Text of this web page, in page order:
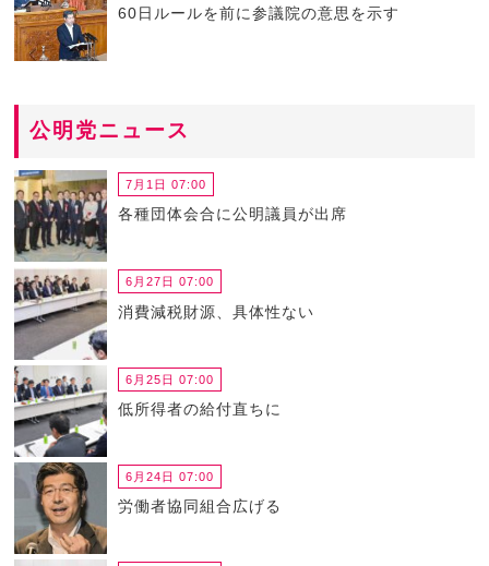
60日ルールを前に参議院の意思を示す
公明党ニュース
7月1日 07:00
各種団体会合に公明議員が出席
6月27日 07:00
消費減税財源、具体性ない
6月25日 07:00
低所得者の給付直ちに
6月24日 07:00
労働者協同組合広げる